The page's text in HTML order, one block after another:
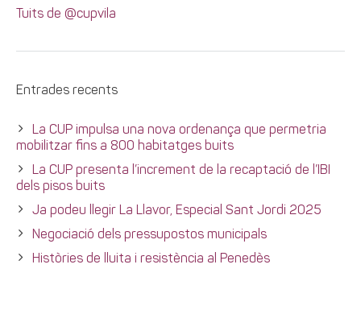
Tuits de @cupvila
Entrades recents
La CUP impulsa una nova ordenança que permetria
mobilitzar fins a 800 habitatges buits
La CUP presenta l’increment de la recaptació de l’IBI
dels pisos buits
Ja podeu llegir La Llavor, Especial Sant Jordi 2025
Negociació dels pressupostos municipals
Històries de lluita i resistència al Penedès